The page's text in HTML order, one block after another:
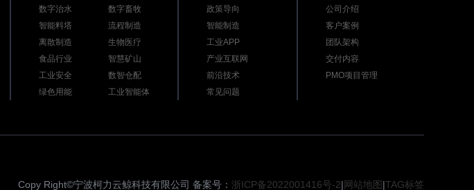
数字治水
数字畜牧
智能料塔
流程制造
离散制造
生物医疗
食品行业
智慧矿山
工业安全
数智仓配
绿色用能
工业智能体
政策导向
智能制造
工业APP
产业互联网
前沿技术
常见问题
公司介绍
客户案例
团队架构
交付内容
PMO项目管理
Copy Right©宁波柯力云鲸科技有限公司 备案号： 浙ICP备2022001416号-2|网站地图 |TAG标签